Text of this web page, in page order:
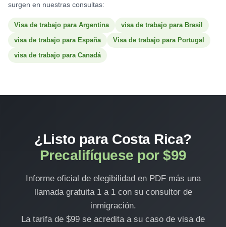
surgen en nuestras consultas:
Visa de trabajo para Argentina
visa de trabajo para Brasil
visa de trabajo para España
Visa de trabajo para Portugal
visa de trabajo para Canadá
¿Listo para Costa Rica?
Precalifíquese por $99
Informe oficial de elegibilidad en PDF más una
llamada gratuita 1 a 1 con su consultor de
inmigración.
La tarifa de $99 se acredita a su caso de visa de